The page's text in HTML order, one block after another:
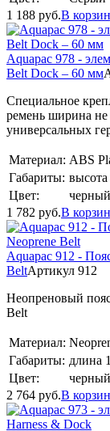
1 188 руб.В
Aquapac 978 -
Belt Dock – 60 мм
Специальное
ремень ширина
универсальных
Материал: ABS
Габариты:
Цвет:
черный
1 782 руб.В
Aquapac 912 -
BeltАртикул 912
Неопреновый
Belt
Материал:
Габариты: длина
Цвет:
черный
2 764 руб.В